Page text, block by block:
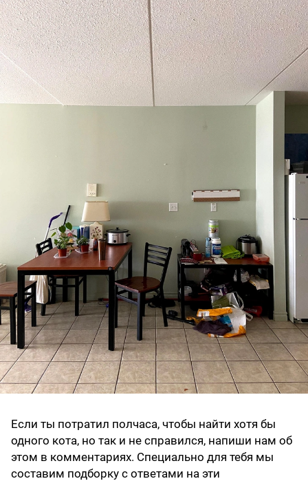
Если ты потратил полчаса, чтобы найти хотя бы
одного кота, но так и не справился, напиши нам об
этом в комментариях. Специально для тебя мы
составим подборку с ответами на эти